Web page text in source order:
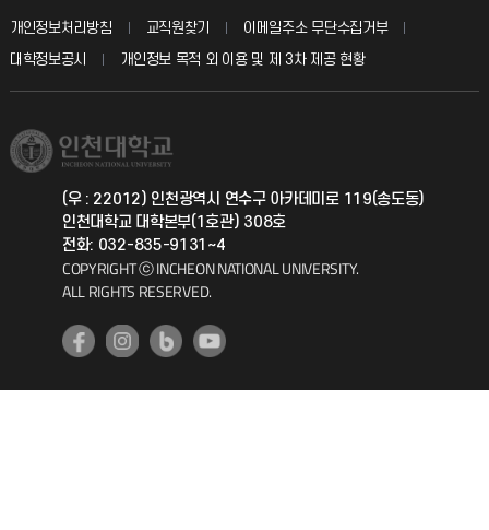
입학안내
취업정보(학생)
칭찬마당
학생서비스 지킴이
총동문회
교육혁신본부
국제지원과
공자아카데미
기초교육원
공학교육혁신센터
개인정보처리방침 교직원찾기
이메일주소 무단수집거부
대학정보공시
개인정보 목적 외 이용 및 제 3차 제공 현황
(우 : 22012) 인천광역시 연수구 아카데미로 119(송도동)
인천대학교 대학본부(1호관) 308호
전화: 032-835-9131~4
COPYRIGHT ⓒ INCHEON NATIONAL UNIVERSITY.
ALL RIGHTS RESERVED.